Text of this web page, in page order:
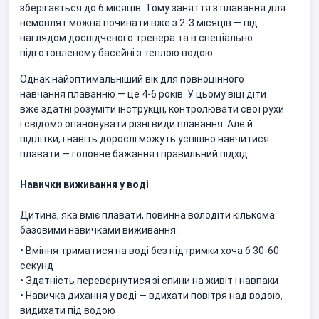
зберігається до 6 місяців. Тому заняття з плавання для
немовлят можна починати вже з 2-3 місяців — під
наглядом досвідченого тренера та в спеціально
підготовленому басейні з теплою водою.
Однак найоптимальніший вік для повноцінного
навчання плаванню — це 4-6 років. У цьому віці діти
вже здатні розуміти інструкції, контролювати свої рухи
і свідомо опановувати різні види плавання. Але й
підлітки, і навіть дорослі можуть успішно навчитися
плавати — головне бажання і правильний підхід.
Навички виживання у воді
Дитина, яка вміє плавати, повинна володіти кількома
базовими навичками виживання:
• Вміння триматися на воді без підтримки хоча б 30-60
секунд
• Здатність перевернутися зі спини на живіт і навпаки
• Навичка дихання у воді — вдихати повітря над водою,
видихати під водою